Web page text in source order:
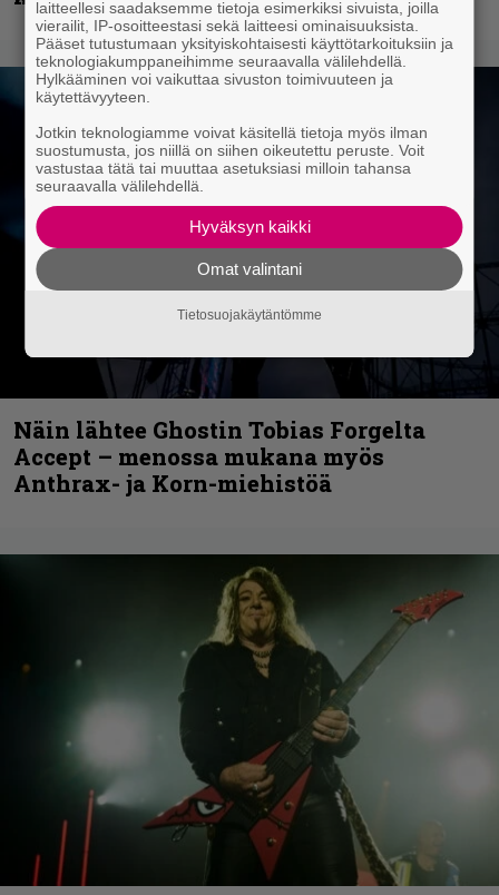
Näin lähtee Ghostin Tobias Forgelta
Accept – menossa mukana myös
Anthrax- ja Korn-miehistöä
laitteellesi saadaksemme tietoja esimerkiksi sivuista, joilla
vierailit, IP-osoitteestasi sekä laitteesi ominaisuuksista.
Pääset tutustumaan yksityiskohtaisesti käyttötarkoituksiin ja
teknologiakumppaneihimme seuraavalla välilehdellä.
Hylkääminen voi vaikuttaa sivuston toimivuuteen ja
käytettävyyteen.
Jotkin teknologiamme voivat käsitellä tietoja myös ilman
suostumusta, jos niillä on siihen oikeutettu peruste. Voit
vastustaa tätä tai muuttaa asetuksiasi milloin tahansa
seuraavalla välilehdellä.
Hyväksyn kaikki
Omat valintani
Tietosuojakäytäntömme